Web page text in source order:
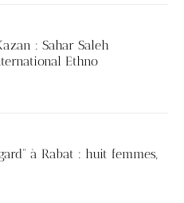
: Sahar Saleh
Ethno
: huit femmes,